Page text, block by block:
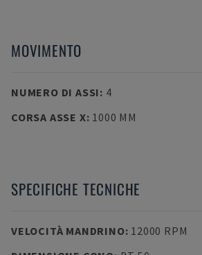
MOVIMENTO
NUMERO DI ASSI: 4
CORSA ASSE X: 1000 MM
SPECIFICHE TECNICHE
VELOCITÀ MANDRINO: 12000 RPM